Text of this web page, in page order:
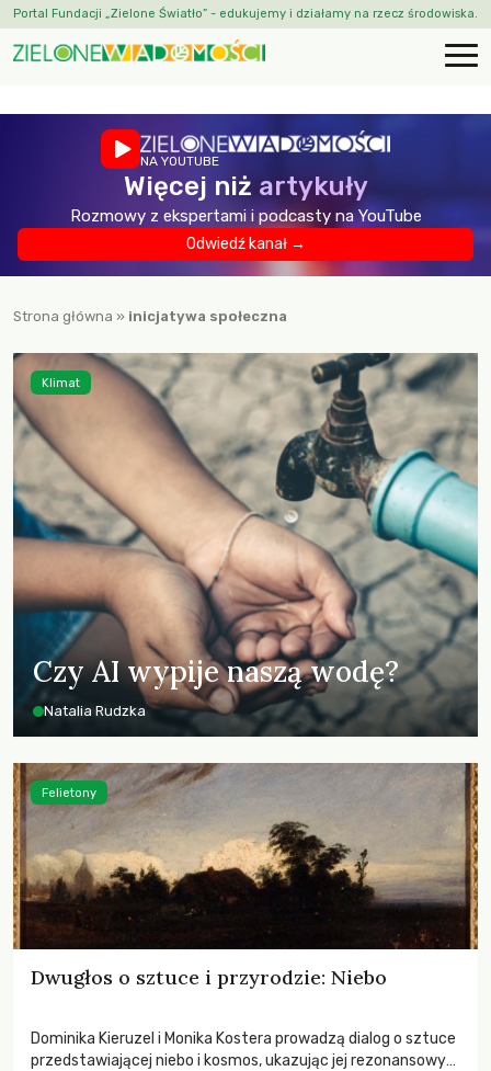
Portal Fundacji „Zielone Światło” - edukujemy i działamy na rzecz środowiska.
NA YOUTUBE
Więcej niż artykuły
Rozmowy z ekspertami i podcasty na YouTube
Odwiedź kanał →
Strona główna » inicjatywa społeczna
Czy AI wypije naszą wodę?
Natalia Rudzka
Klimat
Dwugłos o sztuce i przyrodzie: Niebo
Dominika Kieruzel i Monika Kostera prowadzą dialog o sztuce
przedstawiającej niebo i kosmos, ukazując jej rezonansowy
Felietony